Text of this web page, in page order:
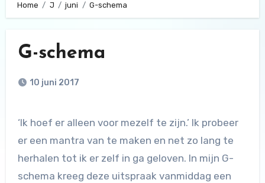
Home J juni G-schema
G-schema
10 juni 2017
‘Ik hoef er alleen voor mezelf te zijn.’ Ik probeer
er een mantra van te maken en net zo lang te
herhalen tot ik er zelf in ga geloven. In mijn G-
schema kreeg deze uitspraak vanmiddag een